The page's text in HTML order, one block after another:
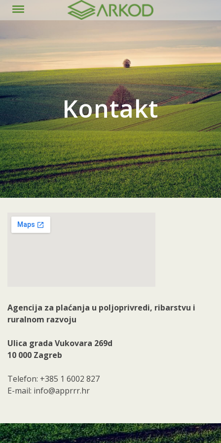
content
Kontakt
Agencija za plaćanja u poljoprivredi, ribarstvu i
ruralnom razvoju
Ulica grada Vukovara 269d
10 000 Zagreb
Telefon: +385 1 6002 827
E-mail: info@apprrr.hr